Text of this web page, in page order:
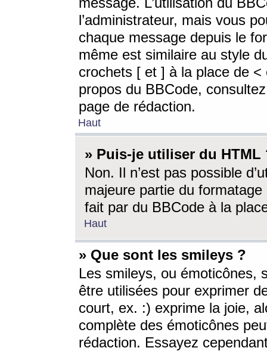
l’administrateur, mais vous
chaque message depuis le
même est similaire au style
crochets [ et ] à la place de <
propos du BBCode,
page de rédaction.
Haut
» Puis-je utiliser du HTML
Non. Il n’est pas possible
majeure partie du
fait par du BBCode à la
Haut
» Que sont les smileys ?
Les smileys, ou émoticônes,
être utilisées pour exprimer
court, ex. :) exprime la joie,
complète des émoticônes
rédaction. Essayez